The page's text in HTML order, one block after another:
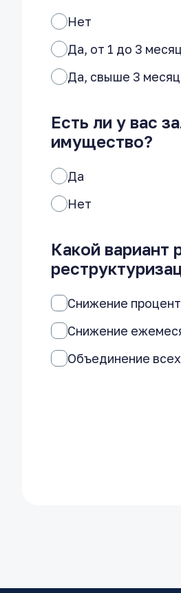
Нет
Да, от 1 до 3
Да, свыше 3
Есть ли у вас
имущество?
Да
Нет
Какой вариант
Снижение
Снижение
Объединение